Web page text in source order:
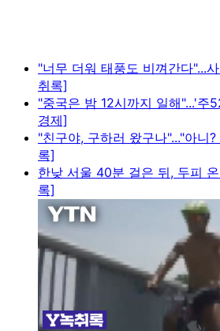
"너무 더워 태풍도 비껴간다"...
취록]
"중국은 밤 12시까지 일해"...'주
경제]
"친구야, 구하러 왔구나"..."아니
록]
한낮 서울 40분 걸은 뒤, 두피
록]